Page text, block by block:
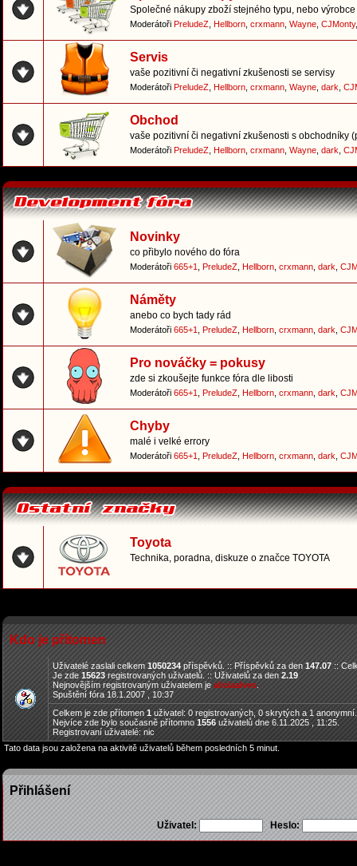
Společné nákupy zboží stejného typu, nebo
Moderátoři PreludeZ Hellborn crxmann Wayne CJMonty
Servis
vaše pozitivní či negativní zkušenosti se servisy
Moderátoři PreludeZ Hellborn crxmann Wayne dark
Obchod
vaše pozitivní či negativní zkušenosti s obchodníky
Moderátoři PreludeZ Hellborn crxmann Wayne dark
Novinky
co přibylo nového do fóra
Moderátoři 665+1 PreludeZ Hellborn crxmann dark
Náměty
anebo co bych tady rád
Moderátoři 665+1 PreludeZ Hellborn crxmann dark
Pro nováčky = pokusy
zde si zkoušejte funkce fóra dle libosti
Moderátoři 665+1 PreludeZ Hellborn crxmann dark
Chyby
malé i velké errory
Moderátoři 665+1 PreludeZ Hellborn crxmann dark
Toyota
Technika, poradna, diskuze o značce TOYOTA
Kdo je přítomen
Uživatelé zaslali celkem1050234příspěvků. :: Příspěvků za den147.07::
Je zde15623 registrovaných uživatelů. :: Uživatelů za den2.19
Nejnovějším registrovaným uživatelem jealiciaalves
Spuštění fóra 18.1.2007 , 10:37
Celkem je zde přítomen 1 uživatel: 0 registrovaných, 0 skrytých a 1
Nejvíce zde bylo současně přítomno 1556 uživatelů dne 6.11.2025 , 11:25.
Registrovaní uživatelé: nic
Tato data jsou založena na aktivitě uživatelů během posledních 5 minut.
Přihlášení
Uživatel: Heslo: